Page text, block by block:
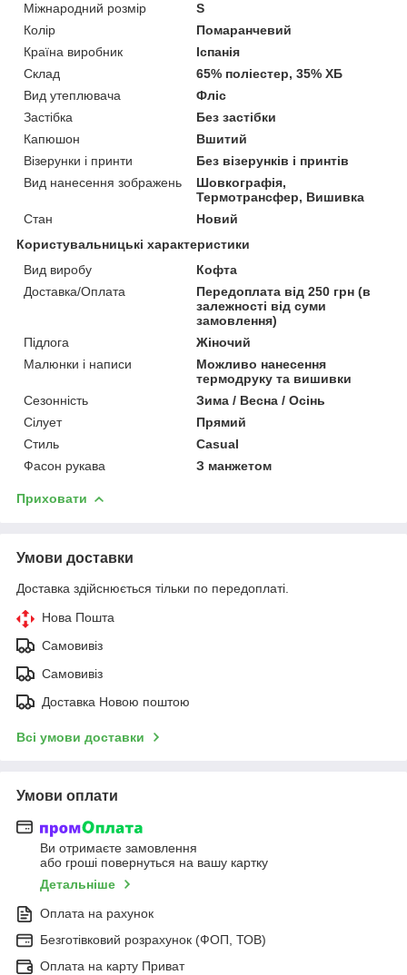
Міжнародний розмір
S
Колір
Помаранчевий
Країна виробник
Іспанія
Склад
65% поліестер, 35% ХБ
Вид утеплювача
Фліс
Застібка
Без застібки
Капюшон
Вшитий
Візерунки і принти
Без візерунків і принтів
Вид нанесення зображень
Шовкографія,
Термотрансфер, Вишивка
Стан
Новий
Користувальницькі характеристики
Вид виробу
Кофта
Доставка/Оплата
Передоплата від 250 грн (в
залежності від суми
замовлення)
Підлога
Жіночий
Малюнки і написи
Можливо нанесення
термодруку та вишивки
Сезонність
Зима / Весна / Осінь
Сілует
Прямий
Стиль
Casual
Фасон рукава
З манжетом
Приховати
Умови доставки
Доставка здійснюється тільки по передоплаті.
Нова Пошта
Самовивіз
Самовивіз
Доставка Новою поштою
Всі умови доставки
Умови оплати
Ви отримаєте замовлення
або гроші повернуться на вашу картку
Детальніше
Оплата на рахунок
Безготівковий розрахунок (ФОП, ТОВ)
Оплата на карту Приват